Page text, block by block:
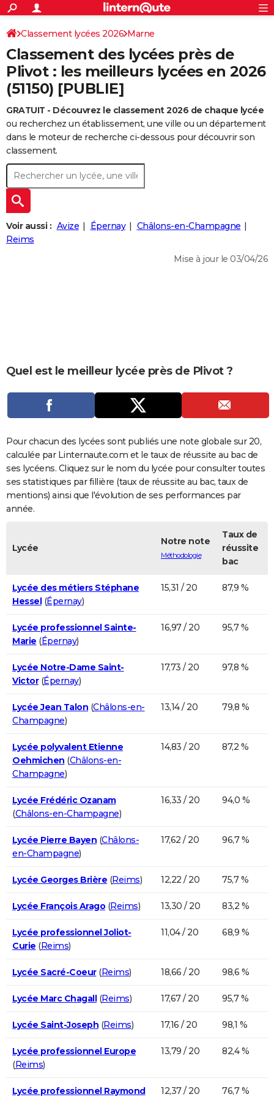
ACTUALITÉS
Politique
Société
Faits Divers
Education
Monde
Villes
+
SPORT
Coupe du monde 2026
Football
Tennis
Cyclisme
Rugby
Forum
CULTURE
Programme TV
TNT
Streaming
Cinéma
Sorties cinéma
Musique
+
FINANCE
Retraite
Impôts
Epargne
Immobilier
Risques naturels par ville
Banque
Assurance
Crédit
AUTO
Essais
Réserver un essai
Citadines
Berlines
SUV
Forum auto
+
HIGH-TECH
BRICOLAGE
Forum
Aménagement intérieur
Extérieur
Cuisine
Salle de bains
Jardinage
Rangement
+WEEK-END
Guides de France
Escapades
Patrimoine
Expositions
Musées
Week-end nature
+
LIFESTYLE
Art de vivre
Bien-être
Loisirs
Mode
Modes de vie
+SANTE
Dictionnaire
Biographies
Expressions
Proverbes
PROGRAMME TV
COPAINS D'AVANT
S'inscrire
Se connecter
Lycées
Collèges
Primaires
Universités
Entreprises
Service militaire
Avis de recherche
AVIS DE DÉCÈS
FORUM
Bricolage
Lifestyle
Culture
Sport
Auto
Television
Voyage
Cinema
S'inscrire
Connexion
Classement lycées 2026 Marne
Classement des lycées près de
Plivot : les meilleurs lycées en 2026
(51150) [PUBLIE]
GRATUIT - Découvrez le classement 2026 de chaque lycée
ou recherchez un établissement, une ville ou un département
dans le moteur de recherche ci-dessous pour découvrir son
classement.
Voir aussi : Avize Épernay
Châlons-en-Champagne
Reims
Mise à jour le 03/04/26
Quel est le meilleur lycée près de Plivot ?
Pour chacun des lycées sont publiés une note globale sur 20,
calculée par Linternaute.com et le taux de réussite au bac de
ses lycéens. Cliquez sur le nom du lycée pour consulter toutes
ses statistiques par fillière (taux de réussite au bac, taux de
mentions) ainsi que l'évolution de ses performances par
année.
Lycée
Notre note
Méthodologie
Taux de
réussite
bac
Lycée des métiers Stéphane
Hessel(Épernay)
15,31 / 20 87,9 %
Lycée professionnel Sainte-
Marie (Épernay)
16,97 / 20 95,7 %
Lycée Notre-Dame Saint-
Victor(Épernay)
17,73 / 20 97,8 %
Lycée Jean Talon (Châlons-en-
Champagne)
13,14 / 20 79,8 %
Lycée polyvalent Etienne
Oehmichen (Châlons-en-
Champagne)
14,83 / 20 87,2 %
Lycée Frédéric Ozanam
(Châlons-en-Champagne)
16,33 / 20 94,0 %
Lycée Pierre Bayen (Châlons-
en-Champagne)
17,62 / 20 96,7 %
Lycée Georges Brière (Reims) 12,22 / 20 75,7 %
Lycée François Arago (Reims) 13,30 / 20 83,2 %
Lycée professionnel Joliot-
Curie (Reims)
11,04 / 20 68,9 %
Lycée Sacré-Coeur(Reims) 18,66 / 20 98,6 %
Lycée Marc Chagall(Reims) 17,67 / 20 95,7 %
Lycée Saint-Joseph (Reims) 17,16 / 20 98,1 %
Lycée professionnel Europe
(Reims)
13,79 / 20 82,4 %
Lycée professionnel Raymond 12,37 / 20 76,7 %